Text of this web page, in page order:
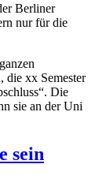
Berliner
nur für die
die xx Semester
Die
sie an der Uni
sein